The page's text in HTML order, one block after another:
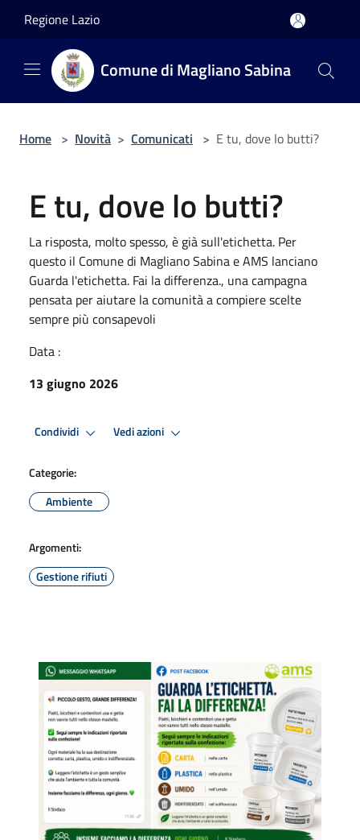
Regione Lazio
Comune di Magliano Sabina
Home > Novità > Comunicati > E tu, dove lo butti?
E tu, dove lo butti?
La risposta, molto spesso, è già sull'etichetta. Per
questo il Comune di Magliano Sabina e AMS lanciano
Guarda l'etichetta. Fai la differenza., una campagna
pensata per aiutare la comunità a compiere scelte
sempre più consapevoli
Data :
13 giugno 2026
Condividi Vedi azioni
Categorie:
Ambiente
Argomenti:
Gestione rifiuti